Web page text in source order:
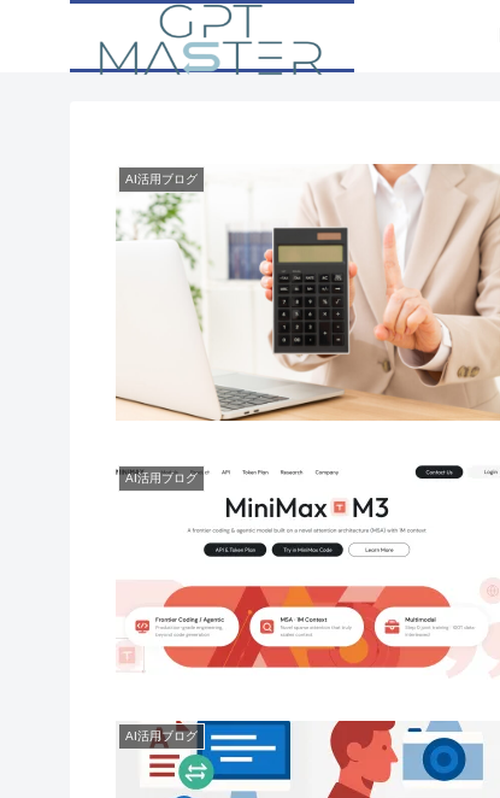
AI活用ブログ
AI活用ブログ
AI活用ブログ